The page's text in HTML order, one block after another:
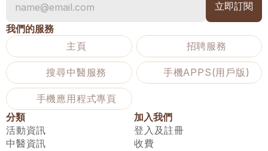
我們的服務
主頁
招聘服務
搜尋中醫服務 手機APPS(用戶版)
手機應用程式專頁
分類
活動資訊
中醫資訊
加入我們
登入及註冊
收費